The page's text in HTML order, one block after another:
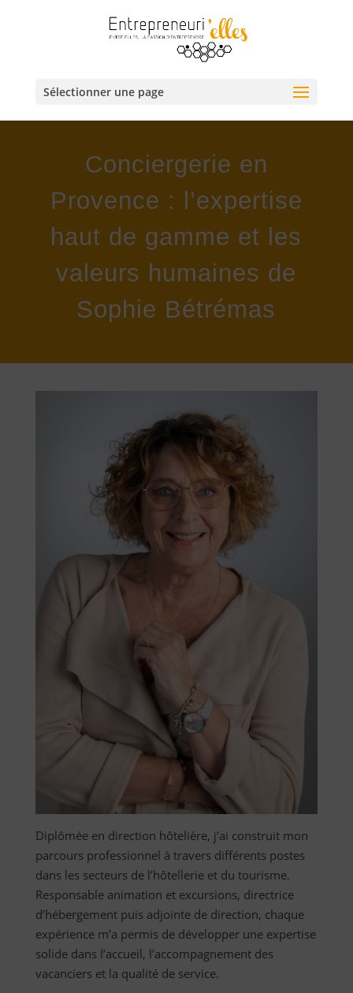
Sélectionner une page
Conciergerie en
Provence : l’expertise
haut de gamme et les
valeurs humaines de
Sophie Bétrémas
Diplômée en direction hôtelière, j’ai construit mon
parcours professionnel à travers différents postes
dans les secteurs de l’hôtellerie et du tourisme.
Responsable animation et excursions, directrice
d’hébergement puis adjointe de direction, chaque
expérience m’a permis de développer une expertise
solide dans l’accueil, l’accompagnement des
vacanciers et la qualité de service.